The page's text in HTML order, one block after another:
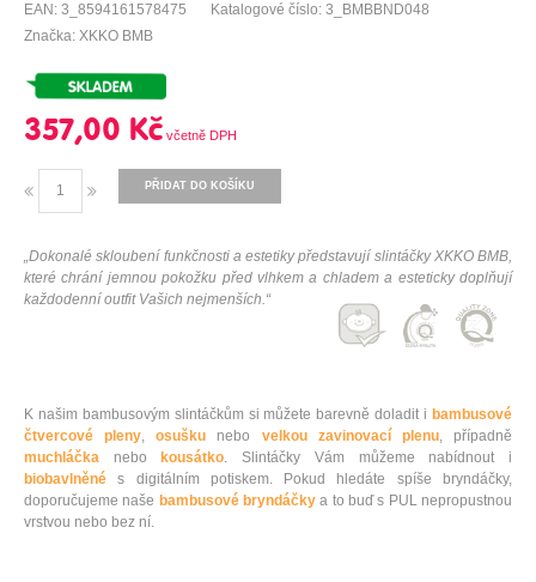
EAN: 3_8594161578475
Katalogové číslo: 3_BMBBND048
Značka: XKKO BMB
357,00 Kč
PŘIDAT DO KOŠÍKU
„Dokonalé skloubení funkčnosti a estetiky představují slintáčky XKKO BMB,
které chrání jemnou pokožku před vlhkem a chladem a esteticky doplňují
každodenní outfit Vašich nejmenších.“
K našim bambusovým slintáčkům si můžete barevně doladit i bambusové
čtvercové pleny,osušku nebo velkou zavinovací plenu, případně
muchláčka nebo kousátko. Slintáčky Vám můžeme nabídnout i
biobavlněné s digitálním potiskem. Pokud hledáte spíše bryndáčky,
doporučujeme naše bambusové bryndáčky a to buď s PUL nepropustnou
vrstvou nebo bez ní.